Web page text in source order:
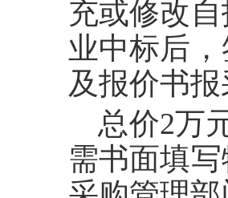
充或修改
业中标后
及报价书
总价2万
需书面填